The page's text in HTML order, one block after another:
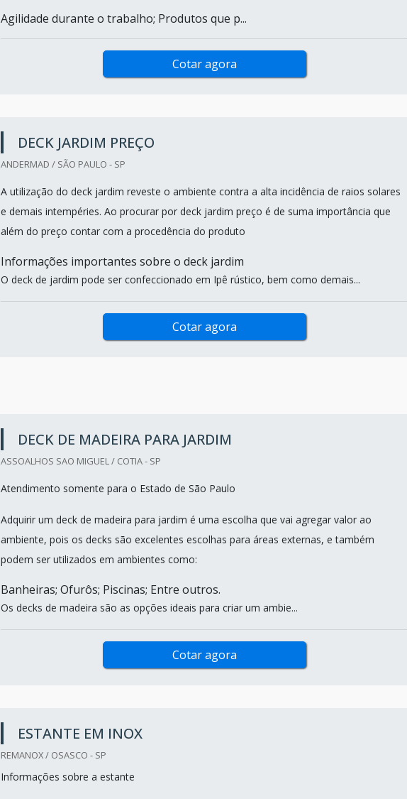
Agilidade durante o trabalho; Produtos que p...
Cotar agora
DECK JARDIM PREÇO
ANDERMAD / SÃO PAULO - SP
A utilização do deck jardim reveste o ambiente contra a alta incidência de raios solares
e demais intempéries. Ao procurar por deck jardim preço é de suma importância que
além do preço contar com a procedência do produto
Informações importantes sobre o deck jardim
O deck de jardim pode ser confeccionado em Ipê rústico, bem como demais...
Cotar agora
DECK DE MADEIRA PARA JARDIM
ASSOALHOS SAO MIGUEL / COTIA - SP
Atendimento somente para o Estado de São Paulo
Adquirir um deck de madeira para jardim é uma escolha que vai agregar valor ao
ambiente, pois os decks são excelentes escolhas para áreas externas, e também
podem ser utilizados em ambientes como:
Banheiras; Ofurôs; Piscinas; Entre outros.
Os decks de madeira são as opções ideais para criar um ambie...
Cotar agora
ESTANTE EM INOX
REMANOX / OSASCO - SP
Informações sobre a estante